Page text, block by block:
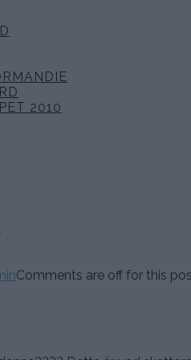
2010
Comments are off for this